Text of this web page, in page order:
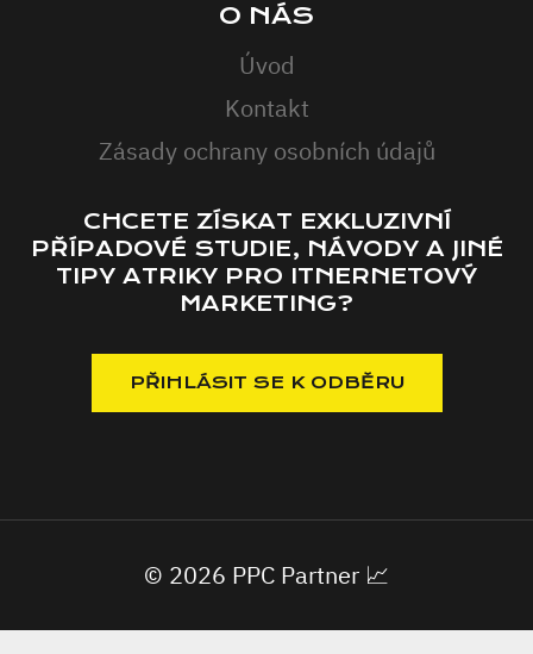
O NÁS
Úvod
Kontakt
Zásady ochrany osobních údajů
CHCETE ZÍSKAT EXKLUZIVNÍ
PŘÍPADOVÉ STUDIE, NÁVODY A JINÉ
TIPY ATRIKY PRO ITNERNETOVÝ
MARKETING?
© 2026 PPC Partner 📈